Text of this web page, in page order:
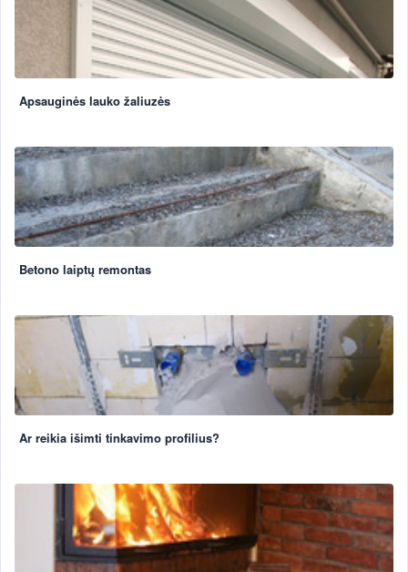
Apsauginės lauko žaliuzės
Betono laiptų remontas
Ar reikia išimti tinkavimo profilius?